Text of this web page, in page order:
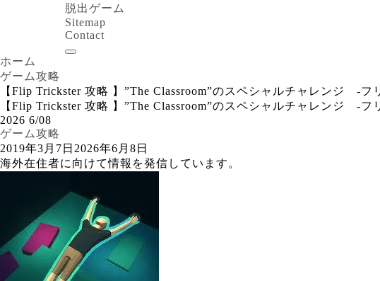
脱出ゲーム
Sitemap
Contact
ホーム
ゲーム攻略
【Flip Trickster 攻略 】”The Classroom”のスペシャルチャレンジ -
【Flip Trickster 攻略 】”The Classroom”のスペシャルチャレンジ -
2026 6/08
ゲーム攻略
2019年3月7日 2026年6月8日
海外在住者に向けて情報を発信しています。